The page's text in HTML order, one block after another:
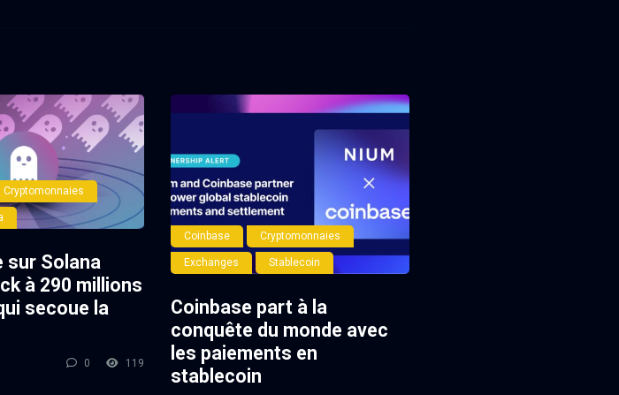
Cryptomonnaies
sur Solana
à 290 millions
secoue la
0 119
Coinbase Cryptomonnaies
Exchanges Stablecoin
Coinbase part à la
conquête du monde avec
les paiements en
stablecoin